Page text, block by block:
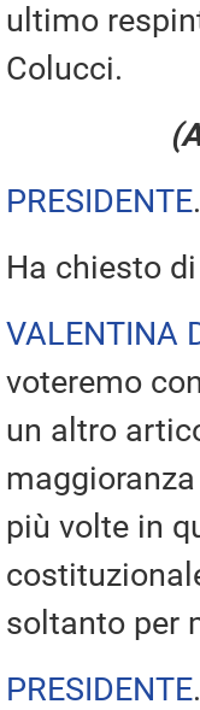
ultimo
Colucci.
PRESIDENTE
Ha chiesto
VALENTINA
voteremo
un altro
più volte in
soltanto per
PRESIDENTE